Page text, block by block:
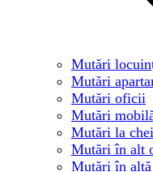
Mutări
Mutări
Mutări oficii
Mutări
Mutări la
Mutări în alt
Mutări în altă